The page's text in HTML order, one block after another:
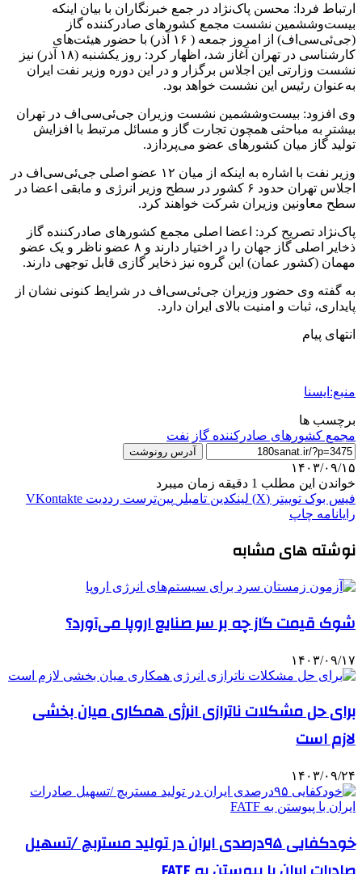
ارتباط فردا: محسن پاک‌نژاد در جمع خبرنگاران با بیان اینکه
بیست‌وششمین نشست مجمع کشورهای صادرکننده گاز
(جی‌ئی‌سی‌اف) از امروز جمعه ( ۱۶ آذر) با حضور هیئت‌های
کارشناسی در تهران آغاز شد، اظهار کرد: روز یکشنبه (۱۸ آذر) نیز
نشست وزارتی این اجلاس برگزار و در این دوره وزیر نفت ایران
به‌عنوان رئیس این نشست خواهد بود.
وی افزود: بیست‌وششمین نشست وزیران جی‌ئی‌سی‌اف در تهران
بیشتر به مباحثی همچون تجارت گاز و مسائل مرتبط با افزایش
تولید گاز میان کشورهای عضو می‌پردازد.
وزیر نفت با اشاره به اینکه از میان ۱۲ عضو اصلی جی‌ئی‌سی‌اف در
اجلاس تهران حدود ۶ کشور در سطح وزیر انرژی و مابقی اعضا در
سطح معاونین وزیران شرکت خواهند کرد.
پاک‌نژاد تصریح کرد: اعضا اصلی مجمع کشورهای صادرکننده گاز
ذخایر اصلی گاز جهان را در اختیار دارند و ۸ عضو ناظر و یک عضو
مهمان (کشور عمان) این گروه نیز ذخایر گازی قابل توجهی دارند.
به گفته وی حضور وزیران جی‌ئی‌سی‌اف در شرایط کنونی نشان از
پایداری، ثبات و امنیت بالای ایران دارد.
انتهای پیام
منبع:ایسنا
برچسب ها
مجمع کشورهای صادرکننده گاز نفت
آدرس رونوشت
۱۴۰۳/۰۹/۱۵
خواندن این مطلب 1 دقیقه زمان میبرد
فیس بوک توییتر (X) لینکدین ‫تامبلر ‫پین‌ترست ‫رددیت ‫VKontakte
رایانامه چاپ
نوشته های مشابه
شوک قیمت گاز چه بر سر صنایع اروپا می‌آورد؟
۱۴۰۳/۰۹/۱۷
برای حل مشکلات ناترازی انرژی همکاری میان بخشی
لازم است
۱۴۰۳/۰۹/۲۴
خودکفایی ۹۵درصدی ایران در تولید مستربچ /تسهیل